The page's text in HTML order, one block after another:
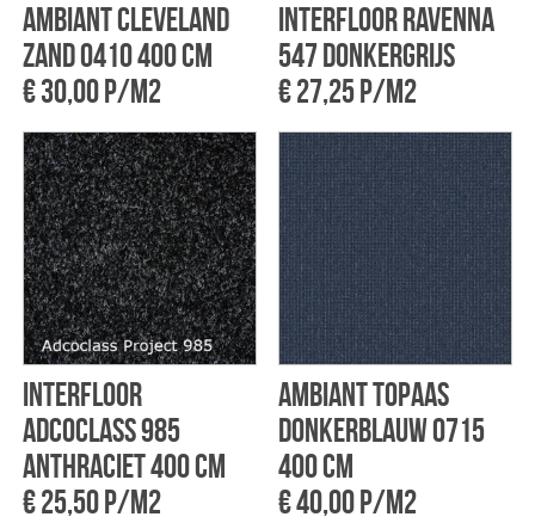
Ambiant Cleveland
zand 0410 400 cm
€ 30,00 p/m2
Interfloor Ravenna
547 Donkergrijs
€ 27,25 p/m2
Interfloor
Adcoclass 985
Anthraciet 400 cm
€ 25,50 p/m2
Ambiant Topaas
donkerblauw 0715
400 cm
€ 40,00 p/m2